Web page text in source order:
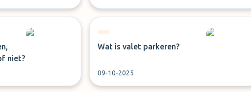
niet?
Wat is valet parkeren?
09-10-2025